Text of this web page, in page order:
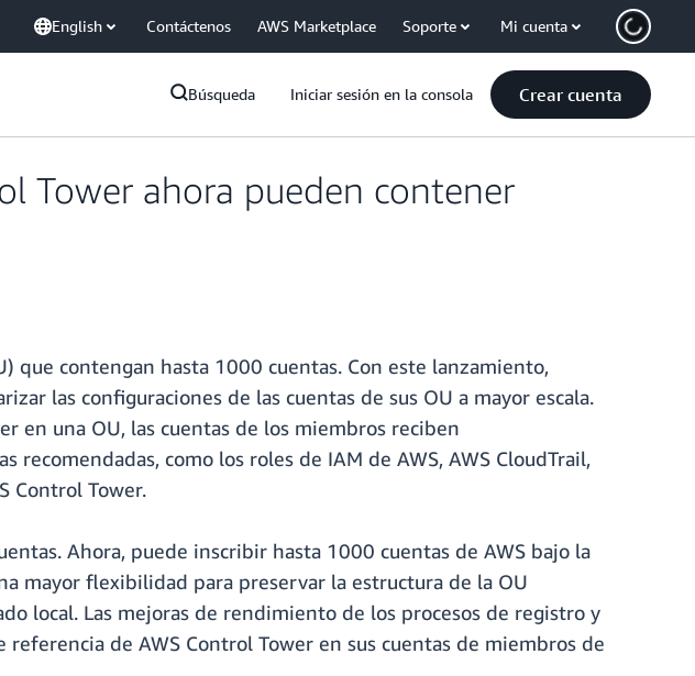
English Contáctenos AWS Marketplace Soporte Mi cuenta
Búsqueda Iniciar sesión en la consola Crear cuenta
Tower ahora pueden contener
que contengan hasta 1000 cuentas. Con este lanzamiento,
las configuraciones de las cuentas de sus OU a mayor escala.
en una OU, las cuentas de los miembros reciben
como los roles de IAM de AWS, AWS CloudTrail,
Control Tower.
Ahora, puede inscribir hasta 1000 cuentas de AWS bajo la
mayor flexibilidad para preservar la estructura de la OU
local. Las mejoras de rendimiento de los procesos de registro y
de AWS Control Tower en sus cuentas de miembros de